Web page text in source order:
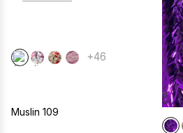
+46
Muslin 109